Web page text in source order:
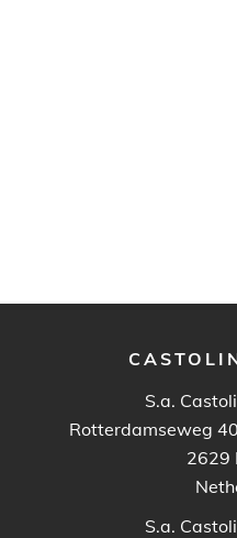
S.a.
Rotterdamseweg
2629
S.a.